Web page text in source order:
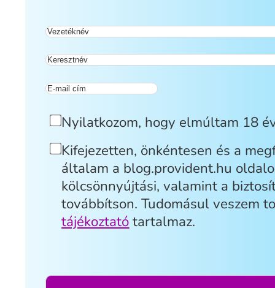
Nyilatkozom, hogy elmúltam 18
Kifejezetten, önkéntesen és a
általam a blog.provident.hu
kölcsönnyújtási, valamint a
továbbítson. Tudomásul veszem
tájékoztatótartalmaz.